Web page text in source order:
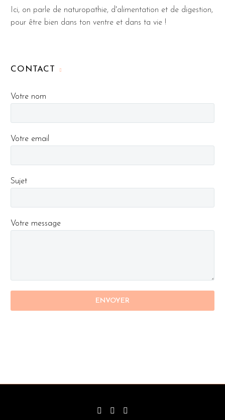
Ici, on parle de naturopathie, d'alimentation et de digestion,
pour être bien dans ton ventre et dans ta vie !
CONTACT
Votre nom
Votre email
Sujet
Votre message